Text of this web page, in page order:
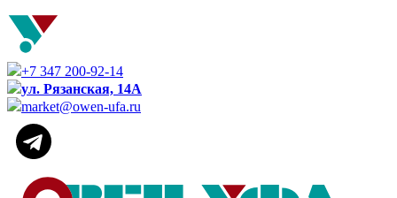
+7 347 200-92-14
ул. Рязанская, 14А
market@owen-ufa.ru